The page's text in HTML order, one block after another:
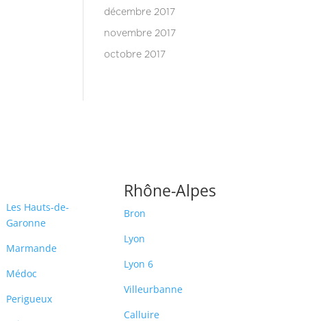
décembre 2017
novembre 2017
octobre 2017
Les Hauts-de-
Garonne
Marmande
Médoc
Perigueux
Rhône-Alpes
Bron
Lyon
Lyon 6
Villeurbanne
Calluire